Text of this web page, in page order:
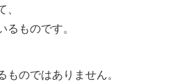
、
るものです。
ものではありません。